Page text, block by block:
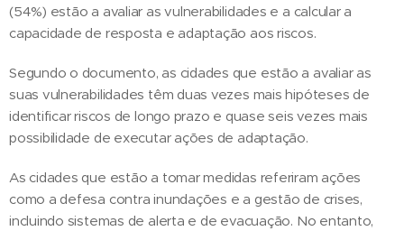
(54%) estão a avaliar as vulnerabilidades e a calcular a
capacidade de resposta e adaptação aos riscos.
Segundo o documento, as cidades que estão a avaliar as
suas vulnerabilidades têm duas vezes mais hipóteses de
identificar riscos de longo prazo e quase seis vezes mais
possibilidade de executar ações de adaptação.
As cidades que estão a tomar medidas referiram ações
como a defesa contra inundações e a gestão de crises,
incluindo sistemas de alerta e de evacuação. No entanto,